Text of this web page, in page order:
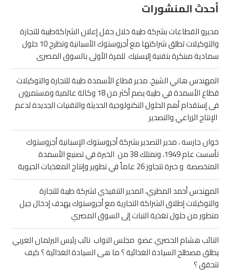
أحدث المنشورات
مديرو القطاعات بشركة طيبة خلال حفل إعلان الشراكةطيبة للتجارة
والتوكيلات تطلق شراكتها مع أجروستوك الأسبانية وتطرح 10 حلول
سمادية مبتكرة بتفنية إليستيك للمرة الأولى بالسوق المصرى
المهندس هاني الشيخ، مدير قطاع الأسمدة طيبة للتجارة والتوكيلات
قطاع الأسمدة في طيبة يضم أكثر من 18 وكالة عالمية ومستمرون
فى إستقدام أهم الحلول التكنولوجية الحديثة والتقنيات الجديدة لدعم
الإنتاج الزراعي والتصدير
خوان جارسه ، مدير التصدير بشركة أجروستوك الإسبانية أجروستوك
تأسست عام 1949، ونمتلك 38 من الخبرة في تصنيع الأسمدة
المتخصصة و خبرة تتجاوز 26 عاماً في تطوير وإنتاج المغذيات الحيوية
المهندس أحمد المطري، المدير التنفيذي لشركة طيبة للتجارة
والتوكيلات إطلاق الشراكة التجارية مع أجروستوك يهدف إدخال جيل
متطور من حلول تغذية النبات إلى السوق المصري
النائب هشام الحصري عضو مجلس النواب نائب رئيس البرلمان العربي
يطلق مصطلح السيادة الغذائية ؟ ما هى السيادة الغذائية ؟ كيف
تتحقق ؟